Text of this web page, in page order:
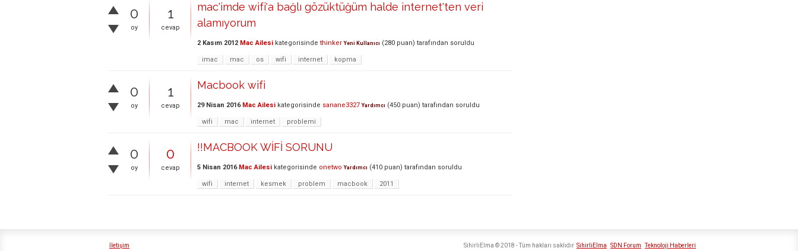
0
oy
1
cevap
mac'imde wifi'a bağlı gözüktüğüm halde internet'ten veri
alamıyorum
2 Kasım 2012 Mac Ailesi kategorisinde thinker Yeni Kullanıcı (280 puan) tarafından soruldu
imac mac os wifi internet kopma
0
oy
1
cevap
Macbook wifi
29 Nisan 2016 Mac Ailesi kategorisinde sanane3327 Yardımcı (450 puan) tarafından soruldu
wifi mac internet problemi
0
oy
0
cevap
!!MACBOOK WİFİ SORUNU
5 Nisan 2016 Mac Ailesi kategorisinde onetwo Yardımcı (410 puan) tarafından soruldu
wifi internet kesmek problem macbook 2011
İletişim SihirliElma SDN Forum Teknoloji Haberleri
SihirliElma © 2018 - Tüm hakları saklıdır